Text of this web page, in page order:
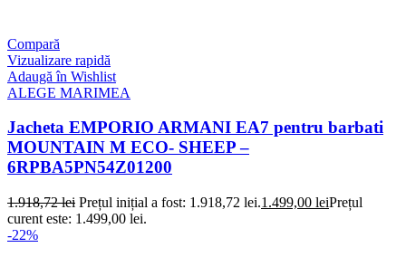
Compară
Vizualizare rapidă
Adaugă în Wishlist
ALEGE MARIMEA
Jacheta EMPORIO ARMANI EA7 pentru barbati
MOUNTAIN M ECO- SHEEP –
6RPBA5PN54Z01200
1.918,72lei Prețul inițial a fost: 1.918,72 lei.1.499,00 leiPrețul
curent este: 1.499,00 lei.
-22%